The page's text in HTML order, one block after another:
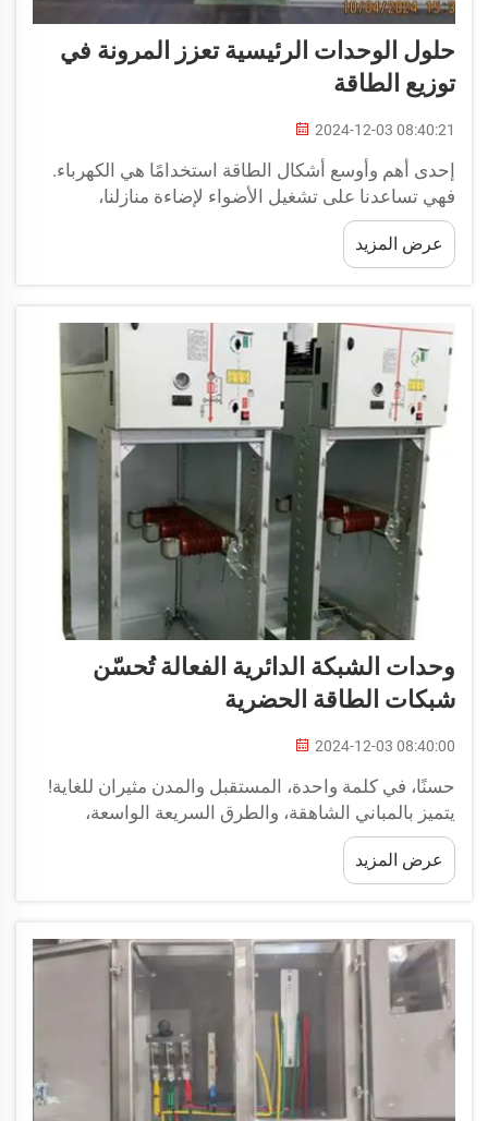
حلول الوحدات الرئيسية تعزز المرونة في
توزيع الطاقة
2024-12-03 08:40:21
إحدى أهم وأوسع أشكال الطاقة استخدامًا هي الكهرباء.
فهي تساعدنا على تشغيل الأضواء لإضاءة منازلنا،
ومدارسنا، ومستشفياتنا. قال معلمي: 'بدون الكهرباء، جزء
كبير من الأشياء التي نستخدمها لن تعمل. لكن بعض...'
عرض المزيد
وحدات الشبكة الدائرية الفعالة تُحسّن
شبكات الطاقة الحضرية
2024-12-03 08:40:00
حسنًا، في كلمة واحدة، المستقبل والمدن مثيران للغاية!
يتميز بالمباني الشاهقة، والطرق السريعة الواسعة،
والأرصفة المزدحمة، وما إلى ذلك. التحضر هنا ليستمر،
حتى لو كانت الاتجاهات قابلة للتغير، فإننا بحاجة لتطوير
أشكال جديدة من تقاسم الطاقة مع الجميع. منطقة...
عرض المزيد